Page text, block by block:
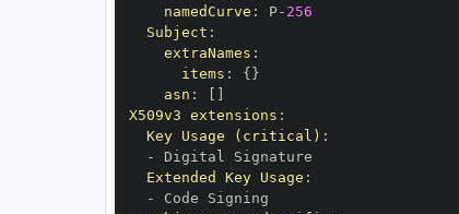
namedCurve : P- 256
Subject :
extraNames :
items : { }
asn :
X509v3 extensions :
Key Usage (critical) :
-
Extended Key Usage :
-